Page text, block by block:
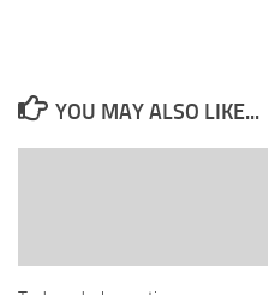
YOU MAY ALSO LIKE...